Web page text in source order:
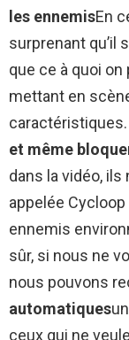
les ennemisEn
surprenant qu’il
que ce à quoi on
mettant en
caractéristiques.
et même
dans la vidéo,
appelée
ennemis
sûr, si nous ne
nous pouvons
automatiques
ceux qui ne